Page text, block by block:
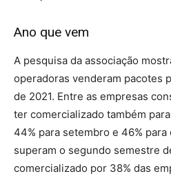
Ano que vem
A pesquisa da associação
operadoras venderam pacotes
de 2021. Entre as empresas
ter comercializado também
44% para setembro e 46%
superam o segundo semestre
comercializado por 38% das